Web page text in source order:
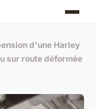
d'une Harley
sur route déformée